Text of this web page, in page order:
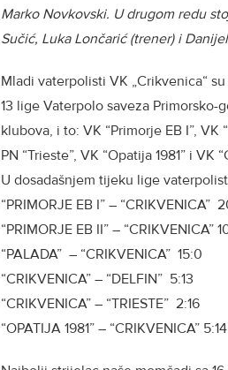
Marko Novkovski. U drugom redu
Sučić, Luka Lončarić (trener) i
Mladi vaterpolisti VK „Crikvenica“
13 lige Vaterpolo saveza
klubova, i to: VK “Primorje EB I”, VK
PN “Trieste”, VK “Opatija 1981” i VK
U dosadašnjem tijeku lige
“PRIMORJE EB I” – “CRIKVENICA”
“PRIMORJE EB II” – “CRIKVENICA”
“PALADA” – “CRIKVENICA” 15:0
“CRIKVENICA” – “DELFIN” 5:13
“CRIKVENICA” – “TRIESTE” 2:16
“OPATIJA 1981” – “CRIKVENICA” 5:14